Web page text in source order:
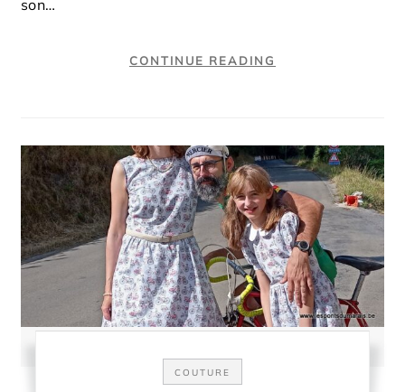
son…
CONTINUE READING
COUTURE